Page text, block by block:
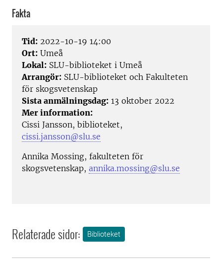
Fakta
Tid: 2022-10-19 14:00
Ort: Umeå
Lokal: SLU-biblioteket i Umeå
Arrangör: SLU-biblioteket och Fakulteten
för skogsvetenskap
Sista anmälningsdag: 13 oktober 2022
Mer information:
Cissi Jansson, biblioteket,
cissi.jansson@slu.se
Annika Mossing, fakulteten för
skogsvetenskap, annika.mossing@slu.se
Relaterade sidor: Biblioteket